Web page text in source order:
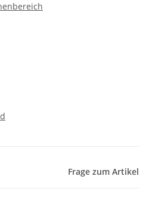
Frage zum Artikel